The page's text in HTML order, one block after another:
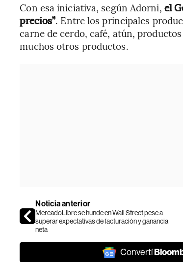
Con esa iniciativa, según Adorni, el
precios”. Entre los principales
carne de cerdo, café, atún,
muchos otros productos.
Noticia anterior
MercadoLibre se hunde en Wall Street pese a
superar expectativas de facturación y ganancia
neta
Convertí